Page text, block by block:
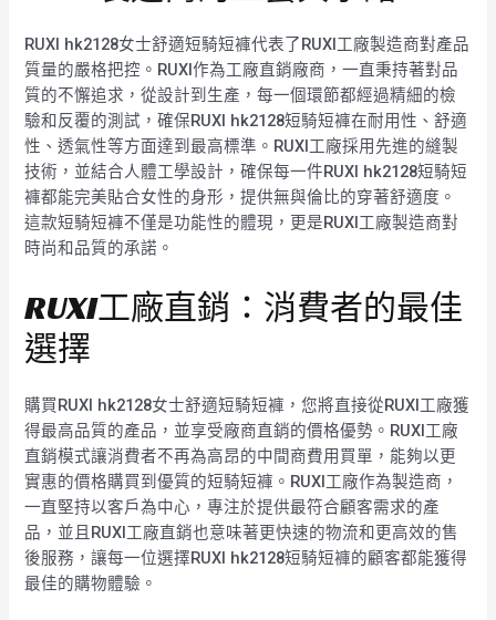
RUXI hk2128女士舒適短騎短褲代表了RUXI工廠製造商對產品
質量的嚴格把控。RUXI作為工廠直銷廠商，一直秉持著對品
質的不懈追求，從設計到生產，每一個環節都經過精細的檢
驗和反覆的測試，確保RUXI hk2128短騎短褲在耐用性、舒適
性、透氣性等方面達到最高標準。RUXI工廠採用先進的縫製
技術，並結合人體工學設計，確保每一件RUXI hk2128短騎短
褲都能完美貼合女性的身形，提供無與倫比的穿著舒適度。
這款短騎短褲不僅是功能性的體現，更是RUXI工廠製造商對
時尚和品質的承諾。
RUXI工廠直銷：消費者的最佳
選擇
購買RUXI hk2128女士舒適短騎短褲，您將直接從RUXI工廠獲
得最高品質的產品，並享受廠商直銷的價格優勢。RUXI工廠
直銷模式讓消費者不再為高昂的中間商費用買單，能夠以更
實惠的價格購買到優質的短騎短褲。RUXI工廠作為製造商，
一直堅持以客戶為中心，專注於提供最符合顧客需求的產
品，並且RUXI工廠直銷也意味著更快速的物流和更高效的售
後服務，讓每一位選擇RUXI hk2128短騎短褲的顧客都能獲得
最佳的購物體驗。